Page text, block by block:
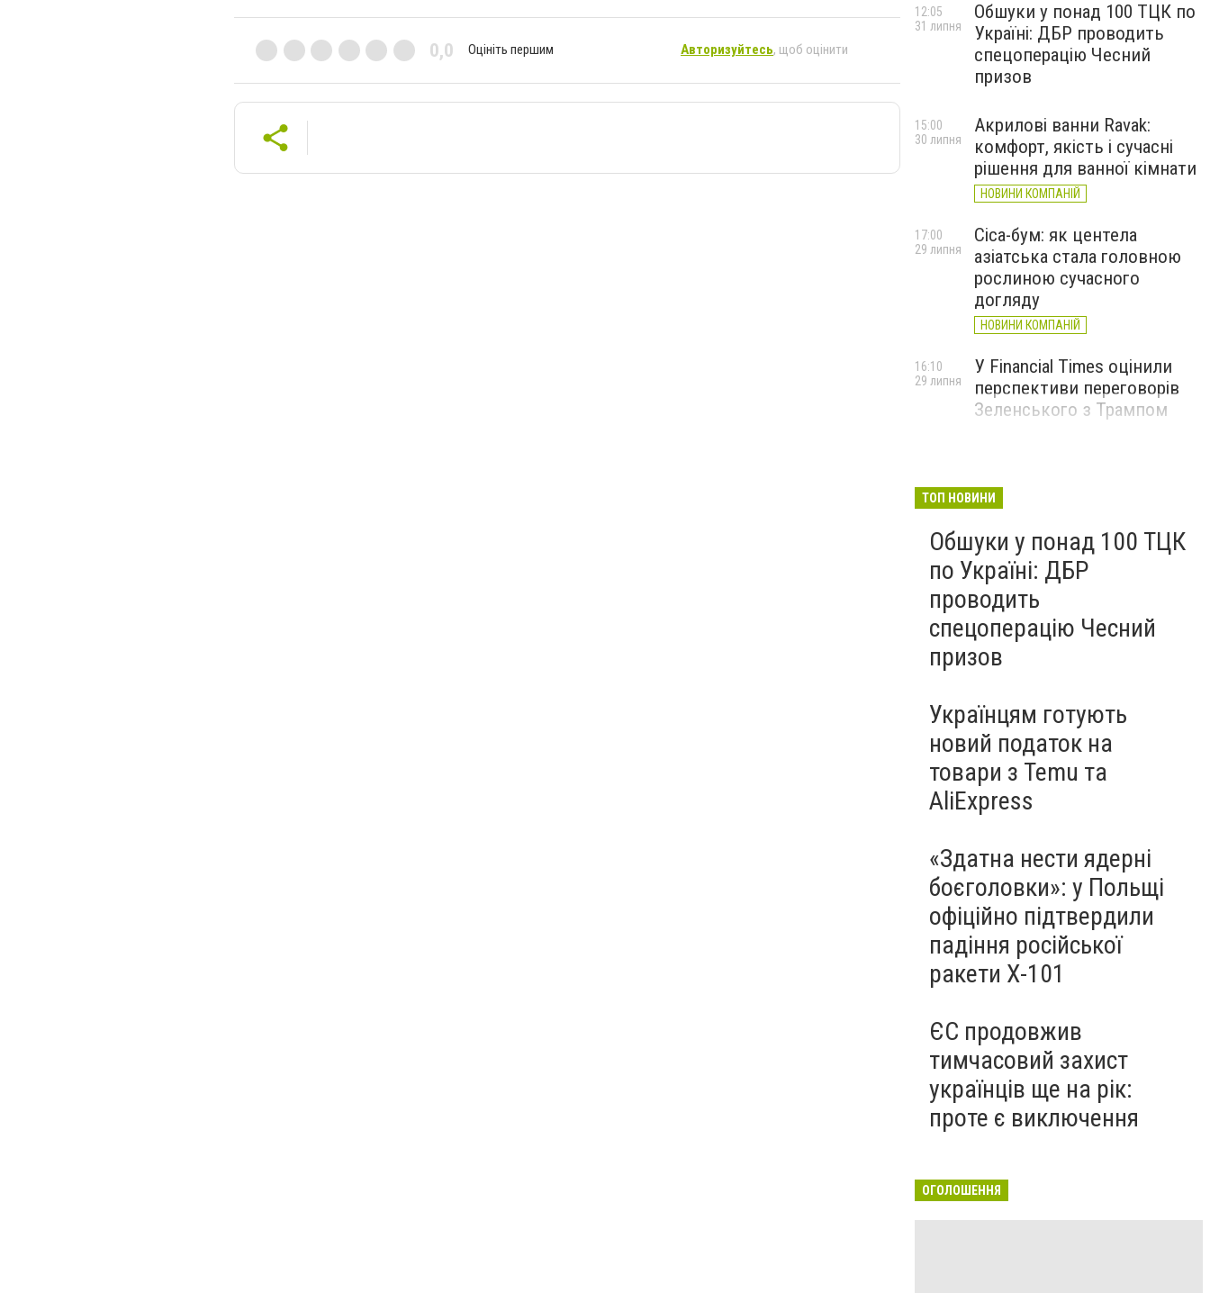
0,0 Оцініть першим Авторизуйтесь, щоб оцінити
Обшуки у понад 100 ТЦК по
Україні: ДБР проводить
спецоперацію Чесний
призов
12:05
31 липня
Акрилові ванни Ravak:
комфорт, якість і сучасні
рішення для ванної кімнати
НОВИНИ КОМПАНІЙ
15:00
30 липня
Cica-бум: як центела
азіатська стала головною
рослиною сучасного
догляду
НОВИНИ КОМПАНІЙ
17:00
29 липня
У Financial Times оцінили
перспективи переговорів
Зеленського з Трампом
16:10
29 липня
ТОП НОВИНИ
Обшуки у понад 100 ТЦК
по Україні: ДБР
проводить
спецоперацію Чесний
призов
Українцям готують
новий податок на
товари з Temu та
AliExpress
«Здатна нести ядерні
боєголовки»: у Польщі
офіційно підтвердили
падіння російської
ракети Х-101
ЄС продовжив
тимчасовий захист
українців ще на рік:
проте є виключення
ОГОЛОШЕННЯ